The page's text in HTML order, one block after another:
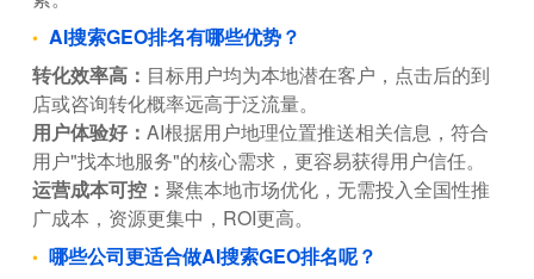
AI搜索GEO排名有哪些优势？
转化效率高： 目标用户均为本地潜在客户，点击后的到
店或咨询转化概率远高于泛流量。
用户体验好：AI根据用户地理位置推送相关信息，符合
用户"找本地服务"的核心需求，更容易获得用户信任。
运营成本可控：聚焦本地市场优化，无需投入全国性推
广成本，资源更集中，ROI更高。
哪些公司更适合做AI搜索GEO排名呢？